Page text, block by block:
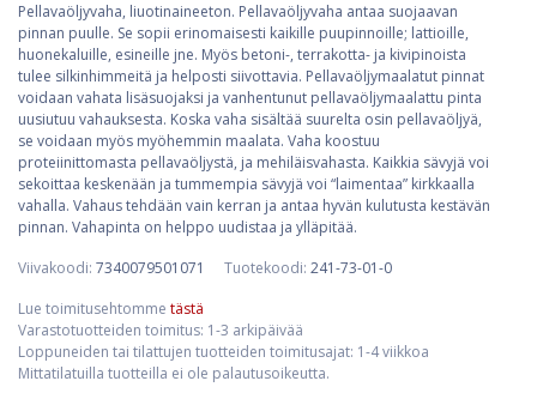
Pellavaöljyvaha, liuotinaineeton. Pellavaöljyvaha antaa suojaavan
pinnan puulle. Se sopii erinomaisesti kaikille puupinnoille; lattioille,
huonekaluille, esineille jne. Myös betoni-, terrakotta- ja kivipinoista
tulee silkinhimmeitä ja helposti siivottavia. Pellavaöljymaalatut pinnat
voidaan vahata lisäsuojaksi ja vanhentunut pellavaöljymaalattu pinta
uusiutuu vahauksesta. Koska vaha sisältää suurelta osin pellavaöljyä,
se voidaan myös myöhemmin maalata. Vaha koostuu
proteiinittomasta pellavaöljystä, ja mehiläisvahasta. Kaikkia sävyjä voi
sekoittaa keskenään ja tummempia sävyjä voi “laimentaa” kirkkaalla
vahalla. Vahaus tehdään vain kerran ja antaa hyvän kulutusta kestävän
pinnan. Vahapinta on helppo uudistaa ja ylläpitää.
Viivakoodi: 7340079501071 Tuotekoodi: 241-73-01-0
Lue toimitusehtomme tästä
Varastotuotteiden toimitus: 1-3 arkipäivää
Loppuneiden tai tilattujen tuotteiden toimitusajat: 1-4 viikkoa
Mittatilatuilla tuotteilla ei ole palautusoikeutta.